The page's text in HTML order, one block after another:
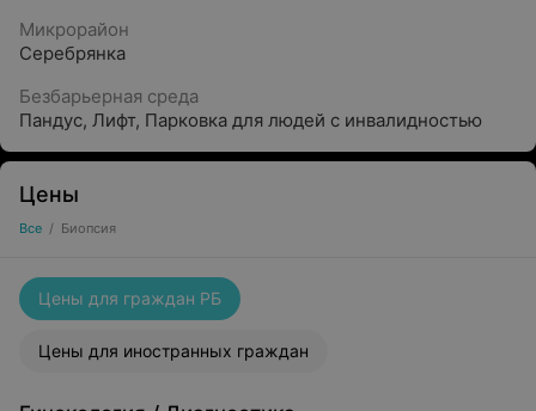
Микрорайон
Серебрянка
Безбарьерная среда
Пандус, Лифт, Парковка для людей с инвалидностью
Цены
Все / Биопсия
Цены для граждан РБ
Цены для иностранных граждан